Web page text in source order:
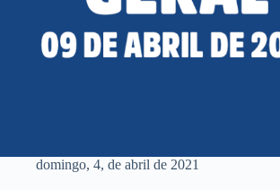
domingo, 4, de abril de 2021